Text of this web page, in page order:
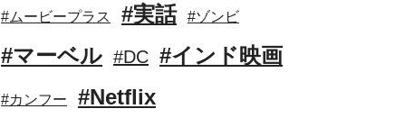
#ムービープラス #実話 #ゾンビ
#マーベル #DC #インド映画
#カンフー #Netflix